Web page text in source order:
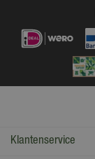
Klantenservice